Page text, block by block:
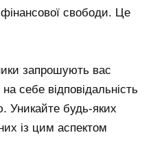
свободи. Це
запрошують вас
себе відповідальність
Уникайте будь-яких
із цим аспектом